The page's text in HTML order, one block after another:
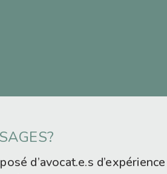
d’avocat.e.s